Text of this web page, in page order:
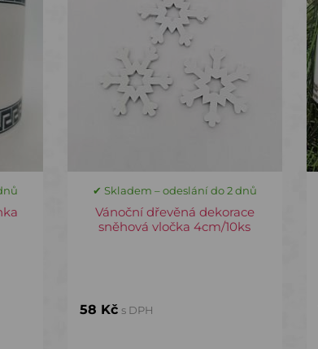
✔ Skladem – odeslání do 2 dnů
Vánoční dřevěná dekorace
sněhová vločka 4cm/10ks
58 Kč s DPH